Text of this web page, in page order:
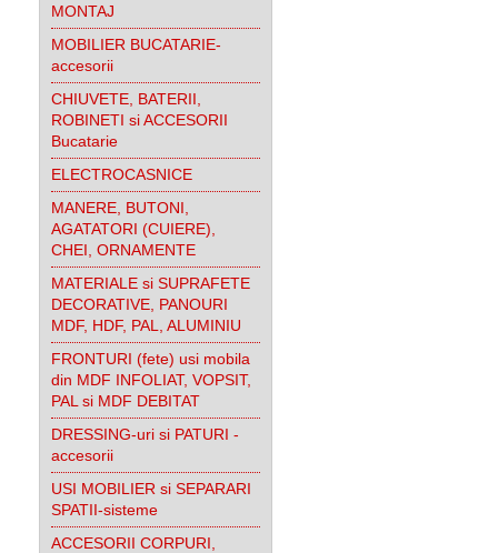
MONTAJ
MOBILIER BUCATARIE-
accesorii
CHIUVETE, BATERII,
ROBINETI si ACCESORII
Bucatarie
ELECTROCASNICE
MANERE, BUTONI,
AGATATORI (CUIERE),
CHEI, ORNAMENTE
MATERIALE si SUPRAFETE
DECORATIVE, PANOURI
MDF, HDF, PAL, ALUMINIU
FRONTURI (fete) usi mobila
din MDF INFOLIAT, VOPSIT,
PAL si MDF DEBITAT
DRESSING-uri si PATURI -
accesorii
USI MOBILIER si SEPARARI
SPATII-sisteme
ACCESORII CORPURI,